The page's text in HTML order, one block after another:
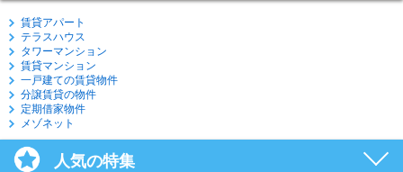
賃貸アパート
テラスハウス
タワーマンション
賃貸マンション
一戸建ての賃貸物件
分譲賃貸の物件
定期借家物件
メゾネット
人気の特集